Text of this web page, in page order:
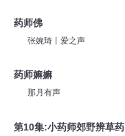
药师佛
张婉琦丨爱之声
药师嫲嫲
那月有声
第10集:小药师郊野辨草药